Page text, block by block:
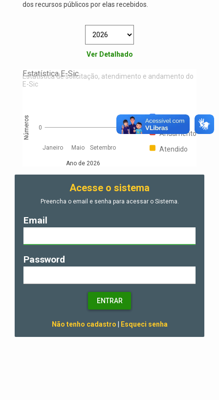
dos recursos públicos por elas recebidos.
Ver Detalhado
Estatística E-Sic
Estatística de solicitação, atendimento e andamento do
E-Sic
Solicitado
Andamento
Atendido
Janeiro Maio Setembro
Ano de 2026
0
Números
Acesse o sistema
Preencha o email e senha para acessar o Sistema.
Email
Password
ENTRAR
Não tenho cadastro Esqueci senha